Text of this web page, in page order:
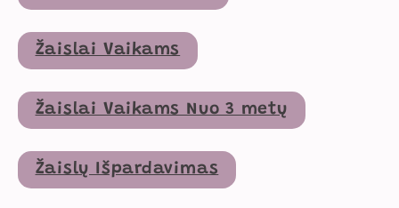
Žaislai Vaikams
Žaislai Vaikams Nuo 3 metų
Žaislų Išpardavimas